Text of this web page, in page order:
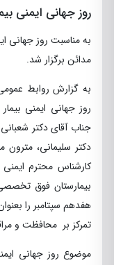
روز جهاني ايمني
به مناسبت روز جهاني
مدائن برگزار شد.
به گزارش روابط
روز جهاني ايمني
جناب آقاي دكتر
دكتر سليماني،
كارشناس محترم ايمني
بيمارستان فوق
هفدهم سپتامبر را
تمركز بر محافظت و